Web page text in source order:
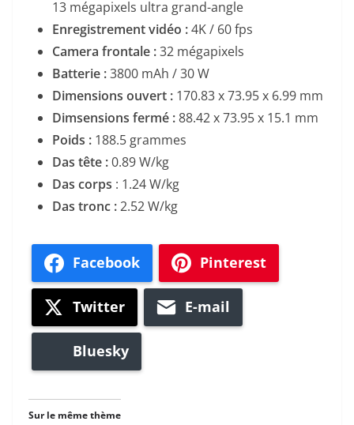
13 mégapixels ultra grand-angle
Enregistrement vidéo :4K / 60 fps
Camera frontale :32 mégapixels
Batterie :3800 mAh / 30 W
Dimensions ouvert : 170.83 x 73.95 x 6.99 mm
Dimsensions fermé :88.42 x 73.95 x 15.1 mm
Poids : 188.5 grammes
Das tête :0.89 W/kg
Das corps : 1.24 W/kg
Das tronc :2.52 W/kg
Facebook Pinterest
Twitter E-mail
Bluesky
Sur le même thème